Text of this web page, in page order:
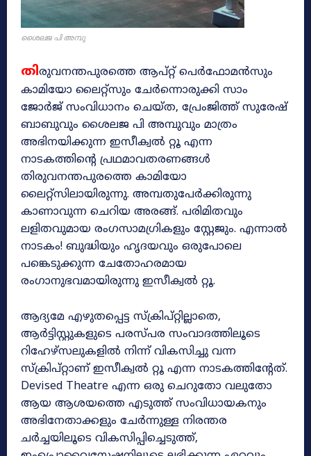
ശൈലജ പി അമ്പു
തിരുവനന്തപുരത്തെ ആപ്റ്റ് പെർഫോമൻസും
കാമിയോ ലൈറ്റ്‌സും ചേർന്നൊരുക്കി സാം
ജോർജ് സംവിധാനം ചെയ്ത, പ്രേംജിത്ത് സുരേഷ്
ബാബുവും ശൈലജ പി അമ്പുവും മാത്രം
അഭിനയിക്കുന്ന ഇസീക്വൽ റ്റൂ എന്ന
നാടകത്തിൻ്റെ പ്രഥമാവതരണങ്ങൾ
തിരുവനന്തപുരത്തെ കാമിയോ
ലൈറ്റ്സിലായിരുന്നു. അമ്പതുപേർക്കിരുന്നു
കാണാവുന്ന ചെറിയ അരങ്ങ്. പരിമിതവും
ലളിതവുമായ രംഗസാമഗ്രികളും സ്റ്റേജും. എന്നാൽ
നാടകം! ബുദ്ധിയും ഹൃദയവും ഒരുപോലെ
പങ്കെടുക്കുന്ന ചേതോഹരമായ
രംഗാനുഭവമായിരുന്നു ഇസീക്വൽ റ്റൂ.
ആദ്യമേ എഴുതപ്പെട്ട സ്ക്രിപ്റ്റില്ലാതെ,
ആർട്ടിസ്റ്റുകളുടെ പരസ്പര സംവാദത്തിലൂടെ
റിഹേഴ്‌സലുകളിൽ നിന്ന് വികസിച്ചു വന്ന
സ്ക്രിപ്റ്റാണ് ഇസീക്വൽ റ്റൂ എന്ന നാടകത്തിൻ്റേത്.
Devised Theatre എന്ന ഒരു ചെറുതോ വലുതോ
ആയ ആശയത്തെ എടുത്ത് സംവിധായകനും
അഭിനേതാക്കളും ചേർന്നുള്ള നിരന്തര
ചർച്ചയിലൂടെ വികസിപ്പിച്ചെടുത്ത്,